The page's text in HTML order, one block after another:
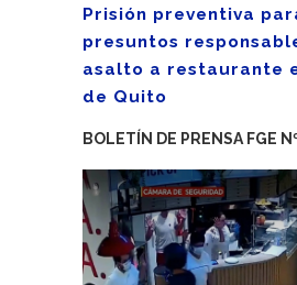
Prisión preventiva
presuntos
asalto a restaurante
de Quito
BOLETÍN DE PRENSA FGE